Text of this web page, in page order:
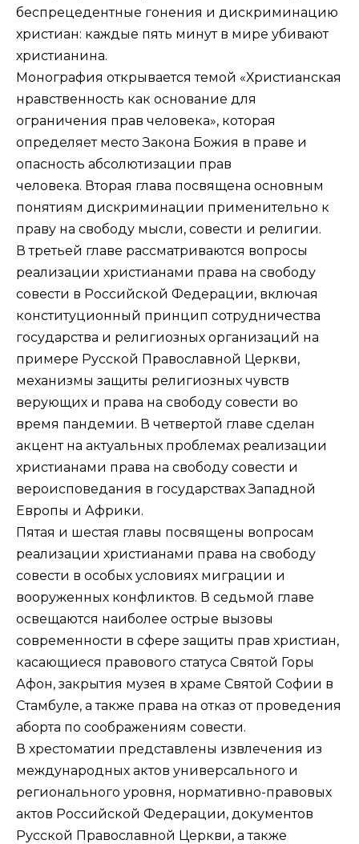
беспрецедентные гонения и дискриминацию
христиан: каждые пять минут в мире убивают
христианина.
Монография открывается темой «Христианская
нравственность как основание для
ограничения прав человека», которая
определяет место Закона Божия в праве и
опасность абсолютизации прав
человека. Вторая глава посвящена основным
понятиям дискриминации применительно к
праву на свободу мысли, совести и религии.
В третьей главе рассматриваются вопросы
реализации христианами права на свободу
совести в Российской Федерации, включая
конституционный принцип сотрудничества
государства и религиозных организаций на
примере Русской Православной Церкви,
механизмы защиты религиозных чувств
верующих и права на свободу совести во
время пандемии. В четвертой главе сделан
акцент на актуальных проблемах реализации
христианами права на свободу совести и
вероисповедания в государствах Западной
Европы и Африки.
Пятая и шестая главы посвящены вопросам
реализации христианами права на свободу
совести в особых условиях миграции и
вооруженных конфликтов. В седьмой главе
освещаются наиболее острые вызовы
современности в сфере защиты прав христиан,
касающиеся правового статуса Святой Горы
Афон, закрытия музея в храме Святой Софии в
Стамбуле, а также права на отказ от проведения
аборта по соображениям совести.
В хрестоматии представлены извлечения из
международных актов универсального и
регионального уровня, нормативно-правовых
актов Российской Федерации, документов
Русской Православной Церкви, а также